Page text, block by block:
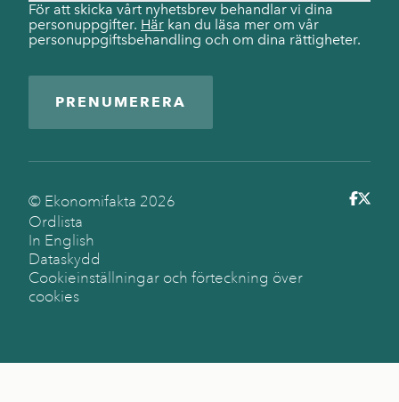
För att skicka vårt nyhetsbrev behandlar vi dina
personuppgifter. Här kan du läsa mer om vår
personuppgiftsbehandling och om dina rättigheter.
PRENUMERERA
© Ekonomifakta 2026
Ordlista
In English
Dataskydd
Cookieinställningar och förteckning över
cookies